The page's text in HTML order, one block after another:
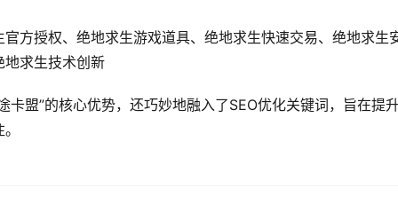
方授权、绝地求生游戏道具、绝地求生快速交易、绝地求生
地求生技术创新
盟”的核心优势，还巧妙地融入了SEO优化关键词，旨在提